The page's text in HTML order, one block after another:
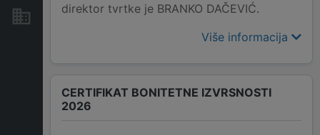
Nekretnine i imovina
direktor tvrtke je BRANKO DAČEVIĆ.
Više informacija
CERTIFIKAT BONITETNE IZVRSNOSTI
2026